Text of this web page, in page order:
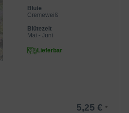
nährstoffreich, frisch
bis halbschattig
zusammenlaufen. Die Staude, die
Blüte
Cremeweiß
Blütezeit
Mai - Juni
Lieferbar
5,25 €